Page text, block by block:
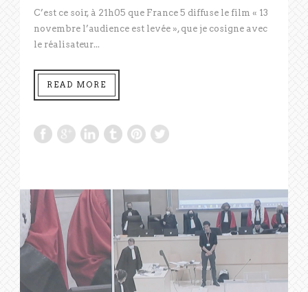
C’est ce soir, à 21h05 que France 5 diffuse le film « 13
novembre l’audience est levée », que je cosigne avec
le réalisateur...
READ MORE